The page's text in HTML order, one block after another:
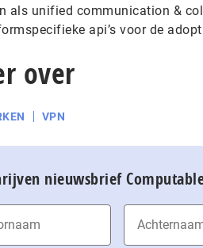
als unified communication &
api’s voor de
over
VPN
nieuwsbrief